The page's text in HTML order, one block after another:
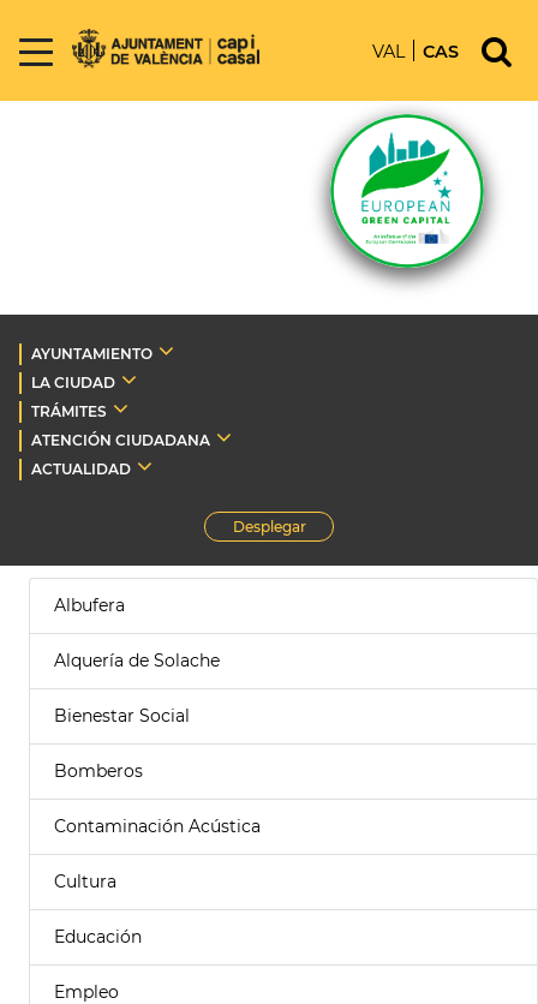
VAL CAS
AYUNTAMIENTO
LA CIUDAD
TRÁMITES
ATENCIÓN CIUDADANA
ACTUALIDAD
Desplegar
Albufera
Alquería de Solache
Bienestar Social
Bomberos
Contaminación Acústica
Cultura
Educación
Empleo